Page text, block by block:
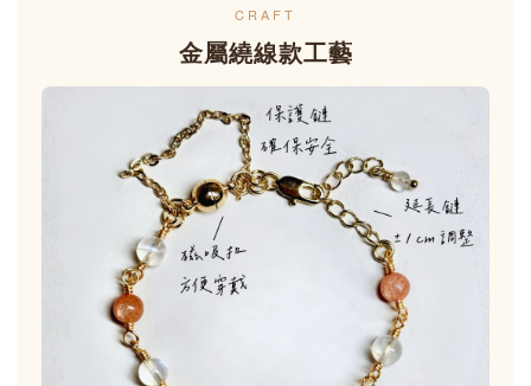
CRAFT
金屬繞線款工藝